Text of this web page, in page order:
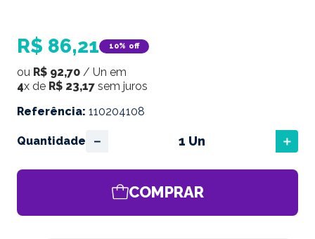
R$ 86,21 10% off
ou R$ 92,70 / Un em
4x de R$ 23,17 sem juros
Referência: 110204108
Quantidade ＋
－
COMPRAR